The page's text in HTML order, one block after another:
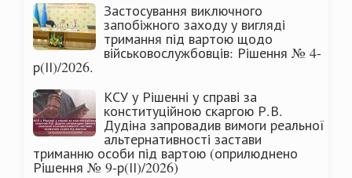
Застосування виключного
запобіжного заходу у вигляді
тримання під вартою щодо
військовослужбовців: Рішення № 4-
р(ІІ)/2026.
КСУ у Рішенні у справі за
конституційною скаргою Р.В.
Дудіна запровадив вимоги реальної
альтернативності застави
триманню особи під вартою (оприлюднено
Рішення № 9-р(ІІ)/2026)